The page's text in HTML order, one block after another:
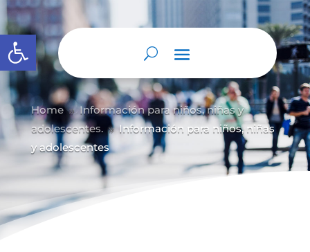
Abrir barra de herramientas
Home 9 Información para niños, niñas y
adolescentes. 9 Información para niños, niñas
y adolescentes